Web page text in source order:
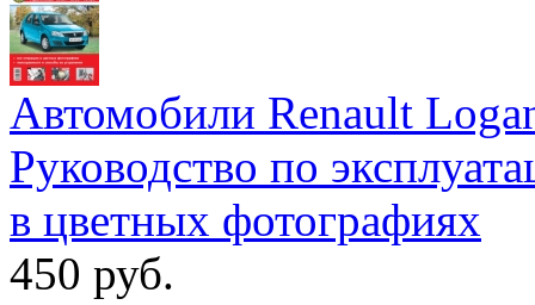
Автомобили Renault
Руководство по
в цветных фотографиях
450 руб.